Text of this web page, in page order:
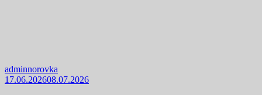
adminnorovka
17.06.202608.07.2026